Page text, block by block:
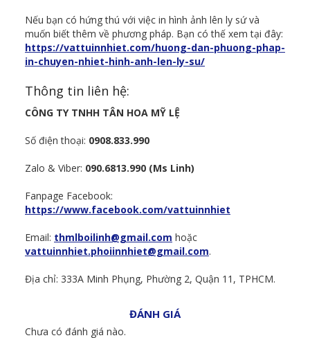
Nếu bạn có hứng thú với việc in hình ảnh lên ly sứ và
muốn biết thêm về phương pháp. Bạn có thế xem tại đây:
https://vattuinnhiet.com/huong-dan-phuong-phap-
in-chuyen-nhiet-hinh-anh-len-ly-su/
Thông tin liên hệ:
CÔNG TY TNHH TÂN HOA MỸ LỆ
Số điện thoại: 0908.833.990
Zalo & Viber: 090.6813.990 (Ms Linh)
Fanpage Facebook:
https://www.facebook.com/vattuinnhiet
Email: thmlboilinh@gmail.com hoặc
vattuinnhiet.phoiinnhiet@gmail.com.
Địa chỉ: 333A Minh Phụng, Phường 2, Quận 11, TPHCM.
ĐÁNH GIÁ
Chưa có đánh giá nào.